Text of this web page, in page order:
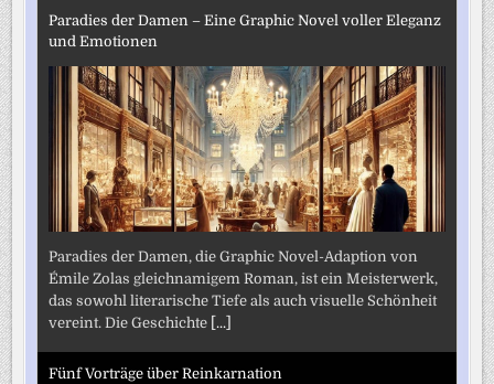
Paradies der Damen – Eine Graphic Novel voller Eleganz
und Emotionen
Paradies der Damen, die Graphic Novel-Adaption von
Émile Zolas gleichnamigem Roman, ist ein Meisterwerk,
das sowohl literarische Tiefe als auch visuelle Schönheit
vereint. Die Geschichte [...]
Fünf Vorträge über Reinkarnation